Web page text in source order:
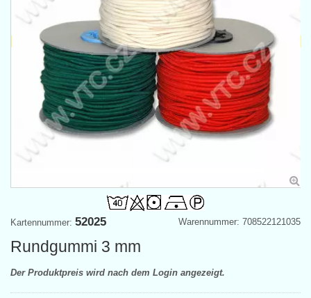
Warennummer: 708522121035
Kartennummer: 52025
Rundgummi 3 mm
Der Produktpreis wird nach dem Login angezeigt.